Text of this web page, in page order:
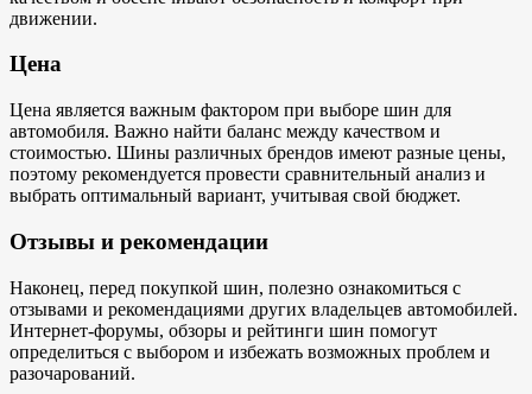
движении.
Цена
Цена является важным фактором при выборе шин для
автомобиля. Важно найти баланс между качеством и
стоимостью. Шины различных брендов имеют разные цены,
поэтому рекомендуется провести сравнительный анализ и
выбрать оптимальный вариант, учитывая свой бюджет.
Отзывы и рекомендации
Наконец, перед покупкой шин, полезно ознакомиться с
отзывами и рекомендациями других владельцев автомобилей.
Интернет-форумы, обзоры и рейтинги шин помогут
определиться с выбором и избежать возможных проблем и
разочарований.